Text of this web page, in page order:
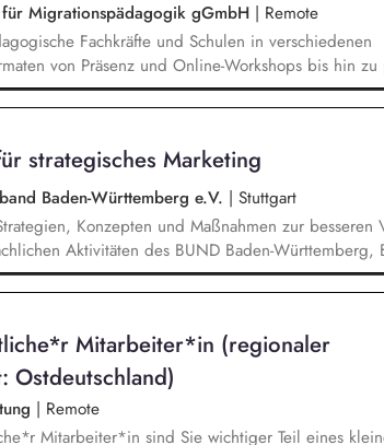
für Migrationspädagogik gGmbH | Remote
Fachkräfte und Schulen in verschiedenen
von Präsenz und Online-Workshops bis hin zu
Selbstlernkurse für unsere Plattform schlau-
dabei auf den Bereichen Lesen lernen,
und Alphabetisierung in der Grundschule.
strategisches Marketing
Baden-Württemberg e.V. | Stuttgart
Konzepten und Maßnahmen zur besseren
Aktivitäten des BUND Baden-Württemberg,
Qualifizierung der Haupt- und Ehrenamtlichen im
öffentlichen Sichtbarkeit des BUND, Konzeptionelle
Aktionen u.ä.
Mitarbeiter*in (regionaler
Ostdeutschland)
| Remote
Mitarbeiter*in sind Sie wichtiger Teil eines